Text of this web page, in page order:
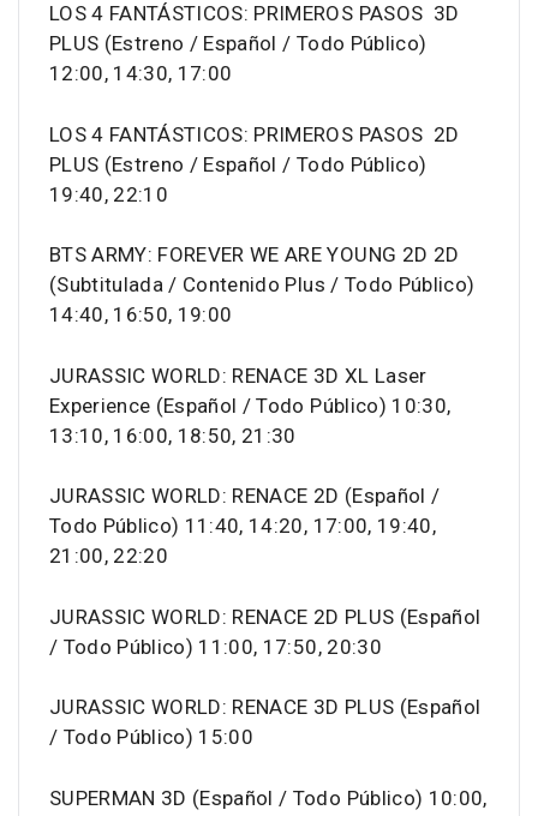
LOS 4 FANTÁSTICOS: PRIMEROS PASOS 3D
PLUS (Estreno / Español / Todo Público)
12:00, 14:30, 17:00
LOS 4 FANTÁSTICOS: PRIMEROS PASOS 2D
PLUS (Estreno / Español / Todo Público)
19:40, 22:10
BTS ARMY: FOREVER WE ARE YOUNG 2D 2D
(Subtitulada / Contenido Plus / Todo Público)
14:40, 16:50, 19:00
JURASSIC WORLD: RENACE 3D XL Laser
Experience (Español / Todo Público) 10:30,
13:10, 16:00, 18:50, 21:30
JURASSIC WORLD: RENACE 2D (Español /
Todo Público) 11:40, 14:20, 17:00, 19:40,
21:00, 22:20
JURASSIC WORLD: RENACE 2D PLUS (Español
/ Todo Público) 11:00, 17:50, 20:30
JURASSIC WORLD: RENACE 3D PLUS (Español
/ Todo Público) 15:00
SUPERMAN 3D (Español / Todo Público) 10:00,